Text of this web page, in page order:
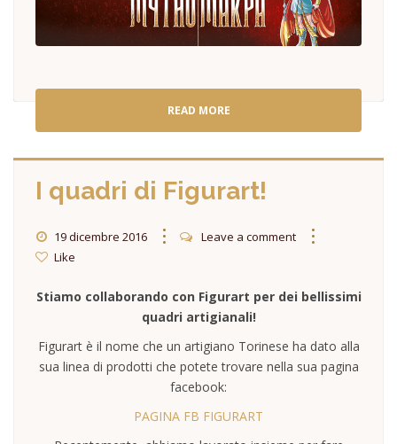
READ MORE
I quadri di Figurart!
19 dicembre 2016
Leave a comment
Like
Stiamo collaborando con Figurart per dei bellissimi
quadri artigianali!
Figurart è il nome che un artigiano Torinese ha dato alla
sua linea di prodotti che potete trovare nella sua pagina
facebook:
PAGINA FB FIGURART